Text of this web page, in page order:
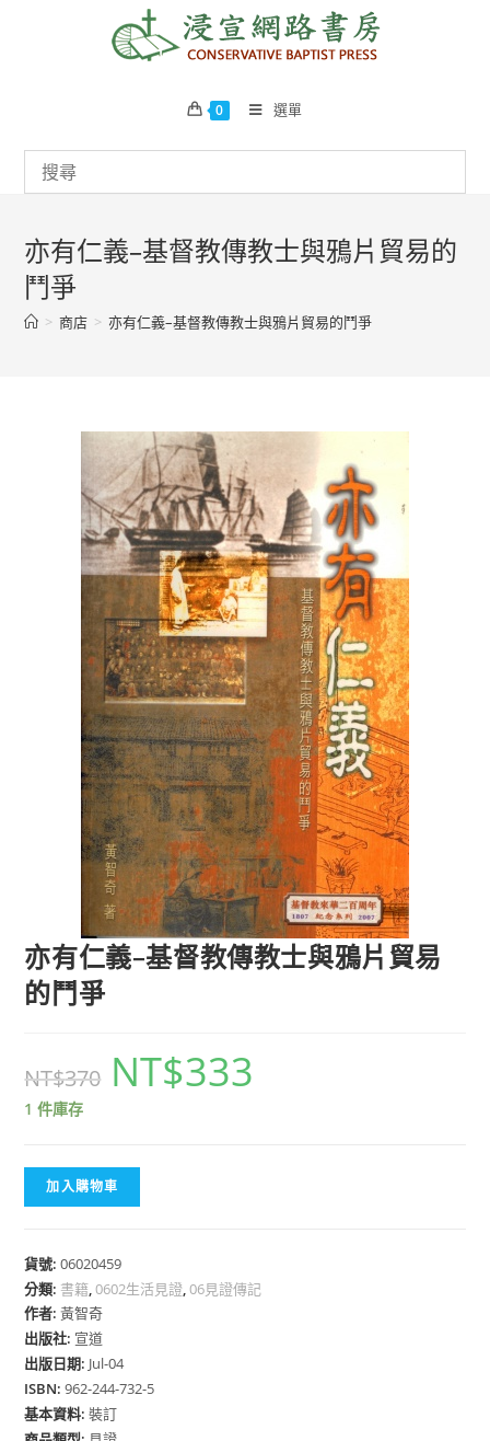
0 選單
亦有仁義–基督教傳教士與鴉片貿易的
鬥爭
> 商店 > 亦有仁義–基督教傳教士與鴉片貿易的鬥爭
亦有仁義–基督教傳教士與鴉片貿易
的鬥爭
NT$370 NT$333
1 件庫存
加入購物車
貨號:06020459
分類: 書籍,0602生活見證,06見證傳記
作者:黃智奇
出版社: 宣道
出版日期: Jul-04
ISBN:962-244-732-5
基本資料:裝訂